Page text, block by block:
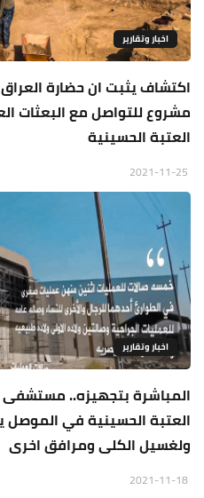
اخبار وتقارير
اكتشاف يثبت ان حضارة
مشروع للتواصل مع البعثات
العتبة الحسينية
اخبار وتقارير
العتبة الحسينية في الموصل
ولغسيل الكلى ومرافق اخرى